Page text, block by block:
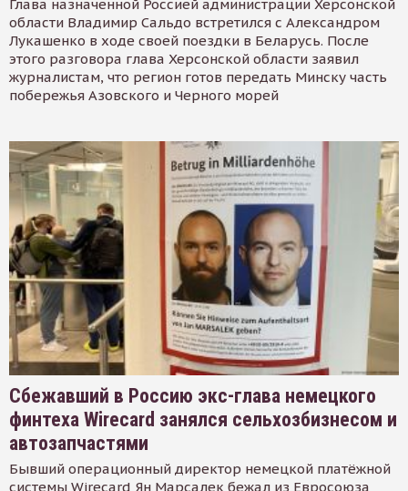
Глава назначенной Россией администрации Херсонской
области Владимир Сальдо встретился с Александром
Лукашенко в ходе своей поездки в Беларусь. После
этого разговора глава Херсонской области заявил
журналистам, что регион готов передать Минску часть
побережья Азовского и Черного морей
Сбежавший в Россию экс-глава немецкого
финтеха Wirecard занялся сельхозбизнесом и
автозапчастями
Бывший операционный директор немецкой платёжной
системы Wirecard Ян Марсалек бежал из Евросоюза